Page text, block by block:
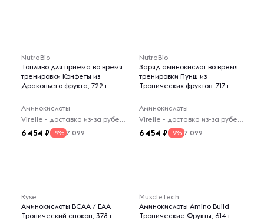
NutraBio
Топливо для приема во время
тренировки Конфеты из
Драконьего фрукта, 722 г
Аминокислоты
Virelle - доставка из-за рубежа
6 454 -9% 7 099
NutraBio
Заряд аминокислот во время
тренировки Пунш из
Тропических фруктов, 717 г
Аминокислоты
Virelle - доставка из-за рубежа
6 454 -9% 7 099
Ryse
Аминокислоты BCAA / EAA
Тропический снокон, 378 г
MuscleTech
Аминокислоты Amino Build
Тропические Фрукты, 614 г